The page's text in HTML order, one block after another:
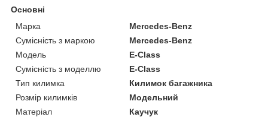
Основні
Марка
Mercedes-Benz
Сумісність з маркою
Mercedes-Benz
Модель
E-Class
Сумісність з моделлю
E-Class
Тип килимка
Килимок багажника
Розмір килимків
Модельний
Матеріал
Каучук